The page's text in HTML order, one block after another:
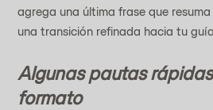
agrega una última frase que
una transición refinada hacia tu
Algunas pautas
formato